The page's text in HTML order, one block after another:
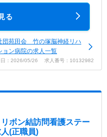
る
団苑田会 竹の塚脳神経リハ
ョン病院の求人一覧
日：2026/05/26 求人番号：10132982
ボン結訪問看護ステー
(正職員)